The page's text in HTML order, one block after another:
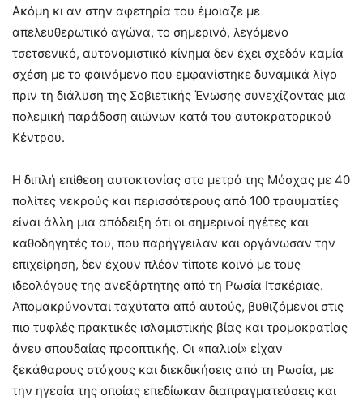
Ακόμη κι αν στην αφετηρία του έμοιαζε με
απελευθερωτικό αγώνα, το σημερινό, λεγόμενο
τσετσενικό, αυτονομιστικό κίνημα δεν έχει σχεδόν καμία
σχέση με το φαινόμενο που εμφανίστηκε δυναμικά λίγο
πριν τη διάλυση της Σοβιετικής Ένωσης συνεχίζοντας μια
πολεμική παράδοση αιώνων κατά του αυτοκρατορικού
Κέντρου.
Η διπλή επίθεση αυτοκτονίας στο μετρό της Μόσχας με 40
πολίτες νεκρούς και περισσότερους από 100 τραυματίες
είναι άλλη μια απόδειξη ότι οι σημερινοί ηγέτες και
καθοδηγητές του, που παρήγγειλαν και οργάνωσαν την
επιχείρηση, δεν έχουν πλέον τίποτε κοινό με τους
ιδεολόγους της ανεξάρτητης από τη Ρωσία Ιτσκέριας.
Απομακρύνονται ταχύτατα από αυτούς, βυθιζόμενοι στις
πιο τυφλές πρακτικές ισλαμιστικής βίας και τρομοκρατίας
άνευ σπουδαίας προοπτικής. Οι «παλιοί» είχαν
ξεκάθαρους στόχους και διεκδικήσεις από τη Ρωσία, με
την ηγεσία της οποίας επεδίωκαν διαπραγματεύσεις και